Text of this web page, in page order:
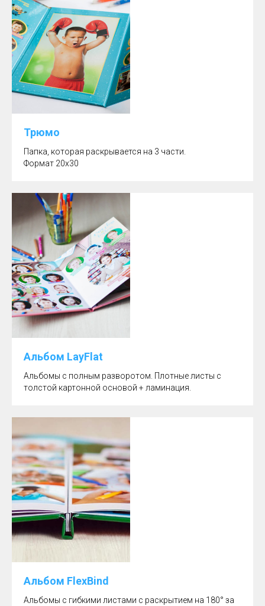
Трюмо
Папка, которая раскрывается на 3 части.
Формат 20х30
Альбом LayFlat
Альбомы с полным разворотом. Плотные листы с
толстой картонной основой + ламинация.
Альбом FlexBind
Альбомы с гибкими листами с раскрытием на 180° за